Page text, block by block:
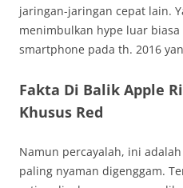
jaringan-jaringan cepat lain.
menimbulkan hype luar
smartphone pada th. 2016
Fakta Di Balik Apple
Khusus Red
Namun percayalah, ini
paling nyaman digenggam.